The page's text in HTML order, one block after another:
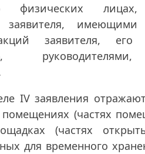
физических лицах,
заявителя,
заявителя, его
IV заявления
помещениях (частях
(частях
для временного